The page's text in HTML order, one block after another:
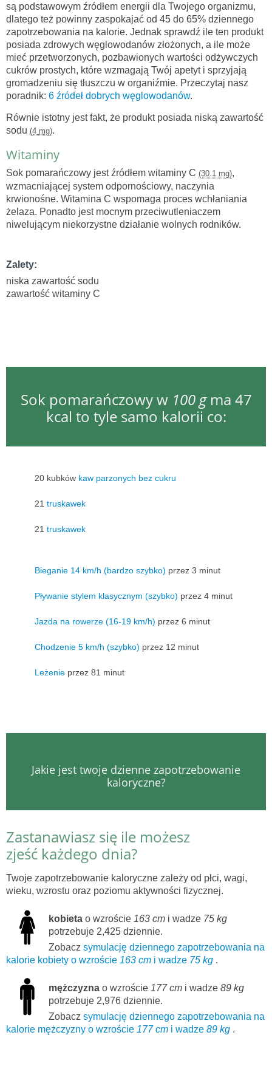
są podstawowym źródłem energii dla Twojego organizmu,
dlatego też powinny zaspokajać od 45 do 65% dziennego
zapotrzebowania na kalorie. Jednak sprawdź ile ten produkt
posiada zdrowych węglowodanów złożonych, a ile może
mieć przetworzonych, pozbawionych wartości odżywczych
cukrów prostych, które wzmagają Twój apetyt i sprzyjają
gromadzeniu się tłuszczu w organiźmie. Przeczytaj nasz
poradnik: 6 źródeł dobrych węglowodanów.
Równie istotny jest fakt, że produkt posiada niską zawartość
sodu (4 mg).
Witaminy
Sok pomarańczowy jest źródłem witaminy C (30.1 mg),
wzmacniającej system odpornościowy, naczynia
krwionośne. Witamina C wspomaga proces wchłaniania
żelaza. Ponadto jest mocnym przeciwutleniaczem
niwelującym niekorzystne działanie wolnych rodników.
Zalety:
niska zawartość sodu
zawartość witaminy C
Sok pomarańczowy w 100 gma 47
kcal to tyle samo kalorii co:
20 kubków kaw parzonych bez cukru
21 truskawek
21 truskawek
Bieganie 14 km/h (bardzo szybko) przez 3 minut
Pływanie stylem klasycznym (szybko) przez 4 minut
Jazda na rowerze (16-19 km/h) przez 6 minut
Chodzenie 5 km/h (szybko) przez 12 minut
Leżenie przez 81 minut
Jakie jest twoje dzienne zapotrzebowanie
kaloryczne?
Zastanawiasz się ile możesz
zjeść każdego dnia?
Twoje zapotrzebowanie kaloryczne zależy od płci, wagi,
wieku, wzrostu oraz poziomu aktywności fizycznej.
kobieta o wzroście 163 cm i wadze 75 kg
potrzebuje 2,425 dziennie.
Zobacz symulację dziennego zapotrzebowania na
kalorie kobiety o wzroście 163 cm i wadze 75 kg .
mężczyzna o wzroście 177 cm i wadze 89 kg
potrzebuje 2,976 dziennie.
Zobacz symulację dziennego zapotrzebowania na
kalorie mężczyzny o wzroście 177 cm i wadze 89 kg .